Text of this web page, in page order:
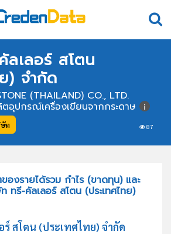
เลอร์ สโตน
) จำกัด
(THAILAND) CO., LTD.
87
อุปกรณ์เครื่องเขียนจากกระดาษ
ท
องรายได้รวม กำไร (ขาดทุน) และ
ทรี-คัลเลอร์ สโตน (ประเทศไทย)
สโตน (ประเทศไทย) จำกัด